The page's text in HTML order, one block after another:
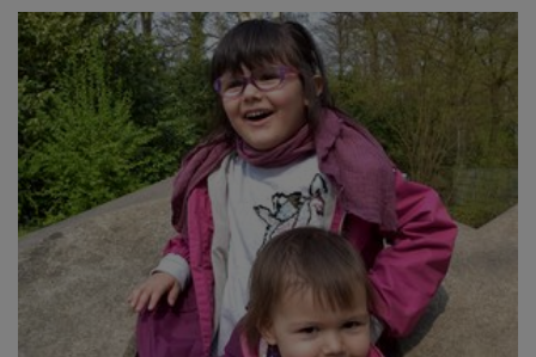
Testamentsspende
FAQ Spenden